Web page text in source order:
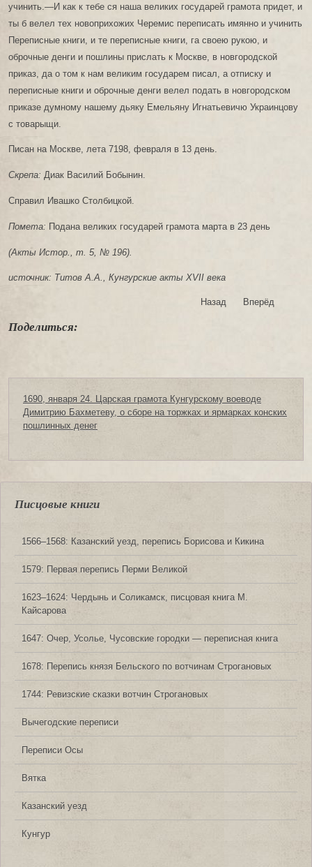
учинить.—И как к тебе ся наша великих государей грамота придет, и
ты б велел тех новоприхожих Черемис переписать имянно и учинить
Переписные книги, и те переписные книги, га своею рукою, и
оброчные денги и пошлины прислать к Москве, в новгородской
приказ, да о том к нам великим государем писал, а отписку и
переписные книги и оброчные денги велел подать в новгородском
приказе думному нашему дьяку Емельяну Игнатьевичю Украинцову
с товарыщи.
Писан на Москве, лета 7198, февраля в 13 день.
Скрепа: Диак Василий Бобынин.
Справил Ивашко Столбицкой.
Помета: Подана великих государей грамота марта в 23 день
(Акты Истор., т. 5, № 196).
источник: Титов А.А., Кунгурские акты XVII века
Назад Вперёд
Поделиться:
1690, января 24. Царская грамота Кунгурскому воеводе
Димитрию Бахметеву, о сборе на торжках и ярмарках конских
пошлинных денег
Писцовые книги
1566‒1568: Казанский уезд, перепись Борисова и Кикина
1579: Первая перепись Перми Великой
1623‒1624: Чердынь и Соликамск, писцовая книга М.
Кайсарова
1647: Очер, Усолье, Чусовские городки — переписная книга
1678: Перепись князя Бельского по вотчинам Строгановых
1744: Ревизские сказки вотчин Строгановых
Вычегодские переписи
Переписи Осы
Вятка
Казанский уезд
Кунгур